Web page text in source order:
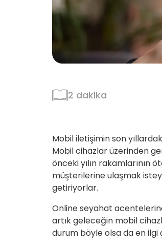
2 dakika
Mobil iletişimin son
Mobil cihazlar üzerinden
önceki yılın rakamlarının
müşterilerine ulaşmak
getiriyorlar.
Online seyahat
artık geleceğin mobil
durum böyle olsa da en ilgi